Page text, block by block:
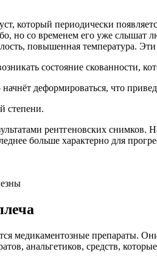
который периодически
но со временем его уже слышат
повышенная температура.
состояние скованности,
деформироваться, что
степени.
рентгеновских снимков.
больше характерно для
медикаментозные препараты.
анальгетиков, средств,